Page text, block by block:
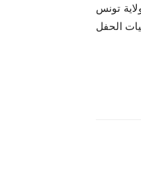
تونس
الحفل